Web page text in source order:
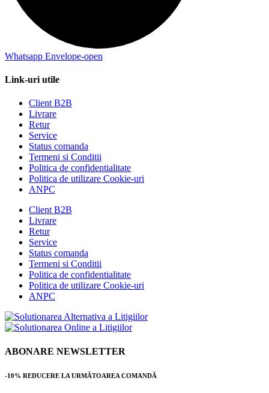
Whatsapp Envelope-open
Link-uri utile
Client B2B
Livrare
Retur
Service
Status comanda
Termeni si Conditii
Politica de confidentialitate
Politica de utilizare Cookie-uri
ANPC
Client B2B
Livrare
Retur
Service
Status comanda
Termeni si Conditii
Politica de confidentialitate
Politica de utilizare Cookie-uri
ANPC
ABONARE NEWSLETTER
-10% REDUCERE LA URMĂTOAREA COMANDĂ